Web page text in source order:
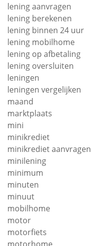
lening aanvragen
lening berekenen
lening binnen 24 uur
lening mobilhome
lening op afbetaling
lening oversluiten
leningen
leningen vergelijken
maand
marktplaats
mini
minikrediet
minikrediet aanvragen
minilening
minimum
minuten
minuut
mobilhome
motor
motorfiets